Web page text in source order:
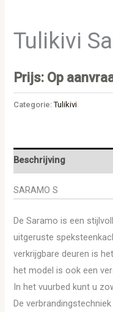
Tulikivi
Prijs: Op
Categorie:Tulikivi
Beschrijving
SARAMO S
De Saramo is een
uitgeruste
verkrijgbare deuren is
het model is ook een
In het vuurbed kunt u
De